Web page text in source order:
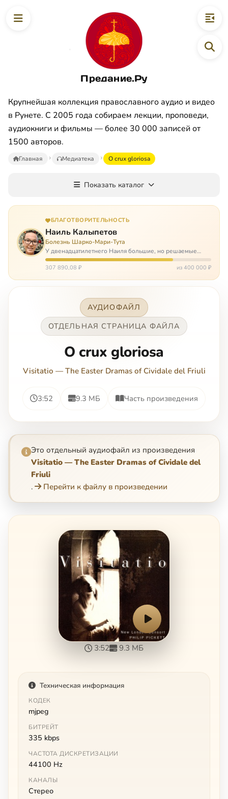
Предание.Ру
Крупнейшая коллекция православного аудио и видео
в Рунете. С 2005 года собираем лекции, проповеди,
аудиокниги и фильмы — более 30 000 записей от
1500 авторов.
Главная Медиатека O crux gloriosa
Показать каталог
БЛАГОТВОРИТЕЛЬНОСТЬ
Наиль Калыпетов
Болезнь Шарко-Мари-Тута
У двенадцатилетнего Наиля большие, но решаемые
проблемы. Он болен редкой болезнью, которая ставит
перед ним множество непростых задача, угрожая в
307 890,08 ₽ из 400 000 ₽
АУДИОФАЙЛ
ОТДЕЛЬНАЯ СТРАНИЦА ФАЙЛА
O crux gloriosa
Visitatio — The Easter Dramas of Cividale del Friuli
3:52 9.3 МБ Часть произведения
Это отдельный аудиофайл из произведения
Visitatio — The Easter Dramas of Cividale del
Friuli
.
Перейти к файлу в произведении
3:52 9.3 МБ
Техническая информация
КОДЕК
mjpeg
БИТРЕЙТ
335 kbps
ЧАСТОТА ДИСКРЕТИЗАЦИИ
44100 Hz
КАНАЛЫ
Стерео